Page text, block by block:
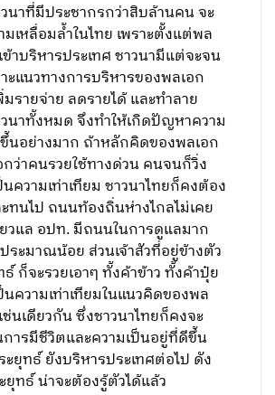
นาที่มีประชากรกว่าสิบล้านคน จะ
เหลื่อมล้ำในไทย เพราะตั้งแต่พล
ข้าบริหารประเทศ ชาวนามีแต่จะจน
ะแนวทางการบริหารของพลเอก
รายจ่าย ลดรายได้ และทำลาย
นาทั้งหมด จึงทำให้เกิดปัญหาความ
นอย่างมาก ถ้าหลักคิดของพลเอก
ว่าคนรวยใช้ทางด่วน คนจนก็วิ่ง
ความเท่าเทียม ชาวนาไทยก็คงต้อง
ะทนไป ถนนท้องถิ่นห่างไกลไม่เคย
วแล อปท. มีถนนในการดูแลมาก
ะมาณน้อย ส่วนเจ้าสัวที่อยู่ข้างตัว
ก็จะรวยเอาๆ ทั้งค้าข้าว ทั้งค้าปุ๋ย
ความเท่าเทียมในแนวคิดของพล
ช่นเดียวกัน ซึ่งชาวนาไทยก็คงจะ
ารมีชีวิตและความเป็นอยู่ที่ดีขึ้น
ยุทธ์ ยังบริหารประเทศต่อไป ดัง
ทธ์ น่าจะต้องรู้ตัวได้แล้ว